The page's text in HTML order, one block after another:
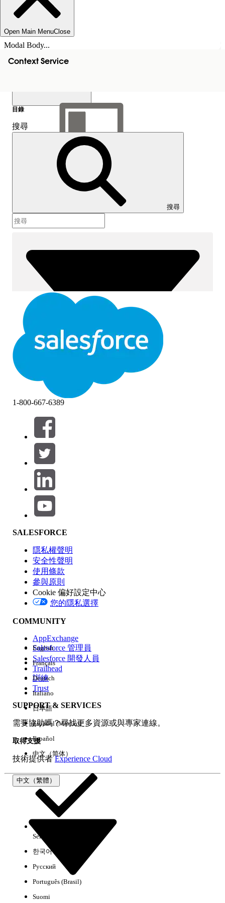
Open Main MenuClose
Modal Body...
Context Service
顯示目錄
目錄
搜尋
搜尋
篩選器 (0)
選取篩選
產品區域
功能影響
版本
經驗
以下是搜尋小祕訣
1-800-667-6389
SALESFORCE
隱私權聲明
安全性聲明
使用條款
參與原則
Cookie 偏好設定中心
您的隱私選擇
COMMUNITY
AppExchange
Salesforce 管理員
Salesforce 開發人員
Trailhead
訓練
Trust
SUPPORT & SERVICES
需要協助嗎？尋找更多資源或與專家連線。
取得支援
技術提供者Experience Cloud
中文（繁體）
English
Français
Deutsch
Italiano
日本語
Español (México)
Español
中文（简体）
Select Org
한국어
Русский
Português (Brasil)
Suomi